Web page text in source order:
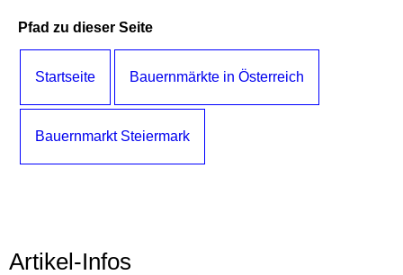
Pfad zu dieser Seite
Startseite Bauernmärkte in Österreich
Bauernmarkt Steiermark
Artikel-Infos